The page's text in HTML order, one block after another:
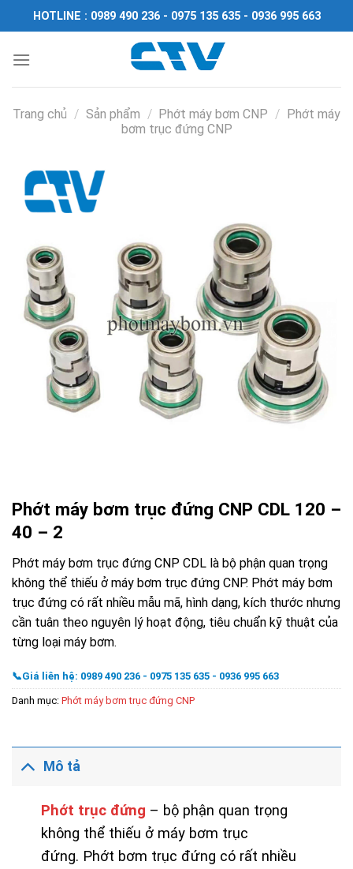
Chuyển
đến
dung
HOTLINE : 0989 490 236 - 0975 135 635 - 0936 995 663
Trang chủ / Sản phẩm / Phớt máy bơm CNP / Phớt máy
bơm trục đứng CNP
Phớt máy bơm trục đứng CNP CDL 120 –
40 – 2
Phớt máy bơm trục đứng CNP CDL là bộ phận quan trọng
không thể thiếu ở máy bơm trục đứng CNP. Phớt máy bơm
trục đứng có rất nhiều mẫu mã, hình dạng, kích thước nhưng
cần tuân theo nguyên lý hoạt động, tiêu chuẩn kỹ thuật của
từng loại máy bơm.
📞Giá liên hệ: 0989 490 236 - 0975 135 635 - 0936 995 663
Danh mục: Phớt máy bơm trục đứng CNP
Mô tả
Phớt trục đứng – bộ phận quan trọng
không thể thiếu ở máy bơm trục
đứng. Phớt bơm trục đứng có rất nhiều